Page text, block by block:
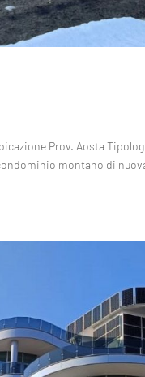
Prov. Aosta
montano di